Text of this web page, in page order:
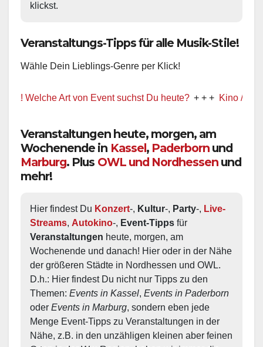
klickst.
Veranstaltungs-Tipps für alle Musik-Stile!
Wähle Dein Lieblings-Genre per Klick!
Art von Event suchst Du heute? + + + Kino / Film
Veranstaltungen heute, morgen, am
Wochenende in Kassel, Paderborn und
Marburg. Plus OWL und Nordhessen und
mehr!
Hier findest Du Konzert-, Kultur-, Party-, Live-
Streams, Autokino-, Event-Tipps
Veranstaltungen heute, morgen, am
Wochenende und danach! Hier oder in der Nähe
der größeren Städte in Nordhessen und OWL.
D.h.: Hier findest Du nicht nur Tipps zu den
Themen: Events in Kassel, Events in Paderborn
oder Events in Marburg, sondern eben jede
Menge Event-Tipps zu Veranstaltungen in der
Nähe, z.B. in den unzähligen kleinen aber feinen